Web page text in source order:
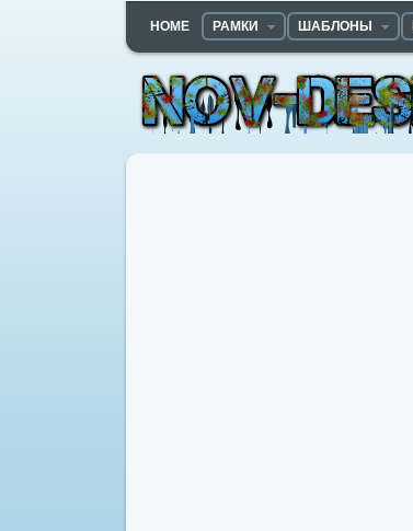
HOME РАМКИ ШАБЛОНЫ